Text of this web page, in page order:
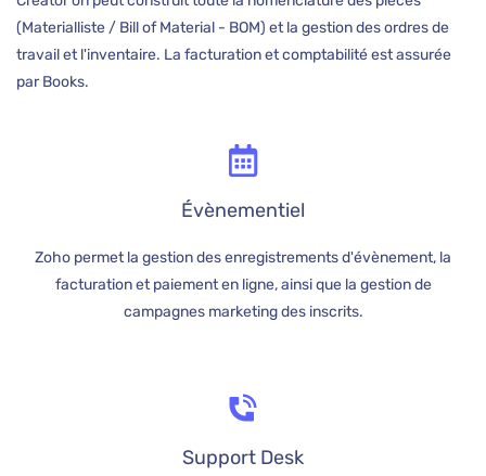
(Materialliste / Bill of Material - BOM) et la gestion des ordres de
travail et l'inventaire. La facturation et comptabilité est assurée
par Books.
Évènementiel
Zoho permet la gestion des enregistrements d'évènement, la
facturation et paiement en ligne, ainsi que la gestion de
campagnes marketing des inscrits.
Support Desk